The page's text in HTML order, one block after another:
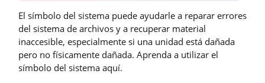
El símbolo del sistema puede ayudarle a reparar errores
del sistema de archivos y a recuperar material
inaccesible, especialmente si una unidad está dañada
pero no físicamente dañada. Aprenda a utilizar el
símbolo del sistema aquí.